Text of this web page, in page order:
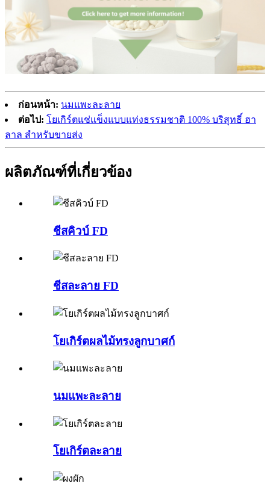
ก่อนหน้า: นมแพะละลาย
ต่อไป: โยเกิร์ตแช่แข็งแบบแท่งธรรมชาติ 100% บริสุทธิ์ ฮา
ลาล สำหรับขายส่ง
ผลิตภัณฑ์ที่เกี่ยวข้อง
ชีสคิวบ์ FD
ชีสละลาย FD
โยเกิร์ตผลไม้ทรงลูกบาศก์
นมแพะละลาย
โยเกิร์ตละลาย